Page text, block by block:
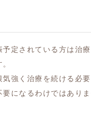
定されている方は治
強く治療を続ける必要
になるわけではあり